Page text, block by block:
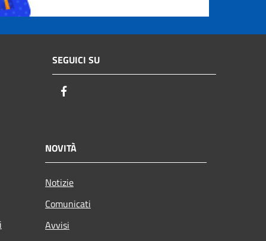
SEGUICI SU
NOVITÀ
Notizie
Comunicati
Avvisi